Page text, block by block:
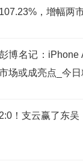
107.23%，增幅两
博名记：iPhone
场或成亮点_今
2:0！支云赢了东吴